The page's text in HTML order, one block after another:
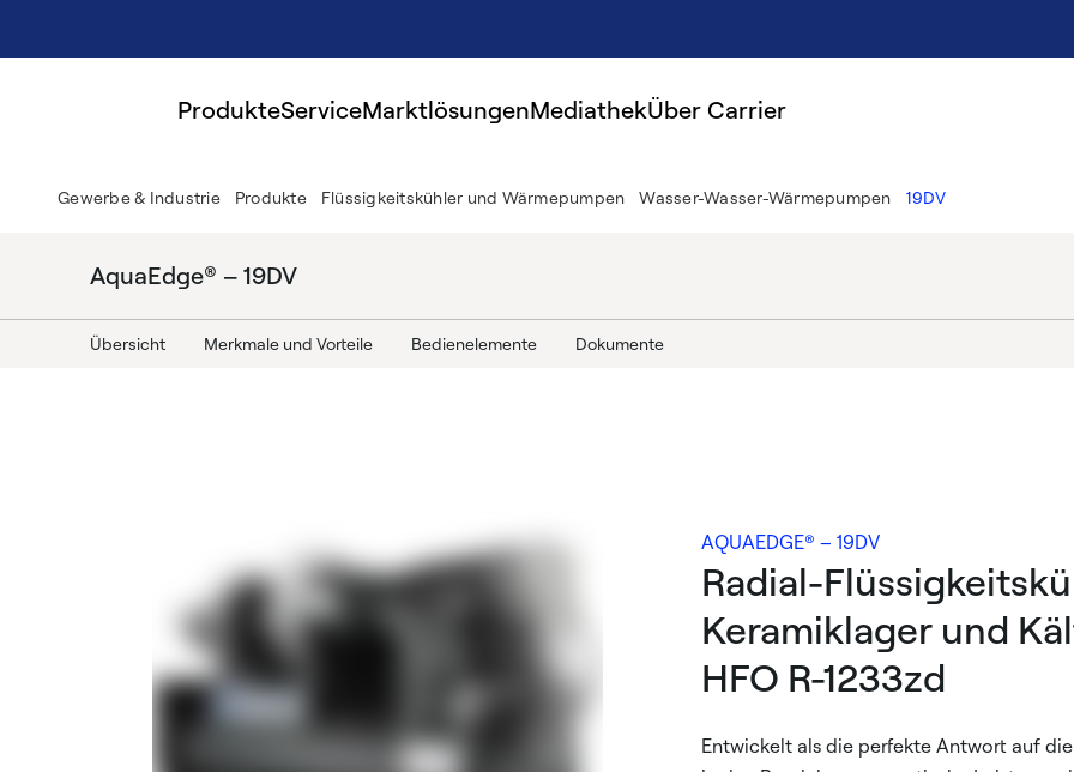
ProdukteServiceMarktlösungenMediathekÜber Carrier
Gewerbe & Industrie Produkte Flüssigkeitskühler und Wärmepumpen Wasser-Wasser-Wärmepumpen 19DV
AquaEdge® – 19DV
Übersicht Merkmale und Vorteile Bedienelemente Dokumente
AQUAEDGE® – 19DV
Radial-
Keramiklager und
HFO R-1233zd
Entwickelt als die perfekte Antwort auf